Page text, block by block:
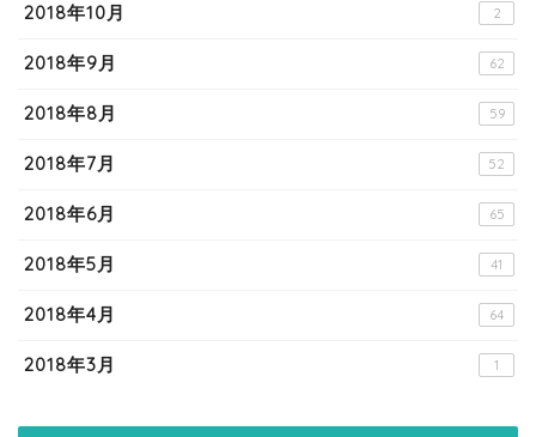
2018年10月 2
2018年9月 62
2018年8月 59
2018年7月 52
2018年6月 65
2018年5月 41
2018年4月 64
2018年3月 1